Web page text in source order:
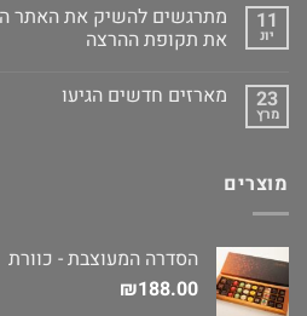
11
יונ
מתרגשים להשיק את האתר
את תקופת ההרצה
23
מרץ
מארזים חדשים הגיעו
מוצרים
הסדרה המעוצבת - כוורת
₪188.00